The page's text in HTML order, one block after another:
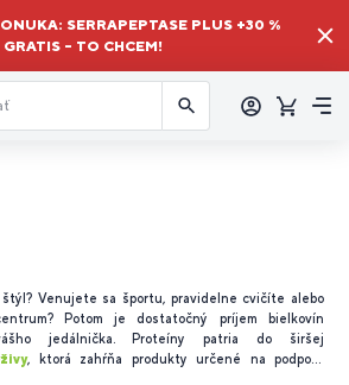
SERRAPEPTASE PLUS +30 %
GRATIS – TO CHCEM!
sa
Košík
Venujete sa športu, pravidelne cvičíte alebo
Potom je dostatočný príjem bielkovín
jedálnička.
Proteíny
patria do širšej
, ktorá zahŕňa produkty určené na podporu